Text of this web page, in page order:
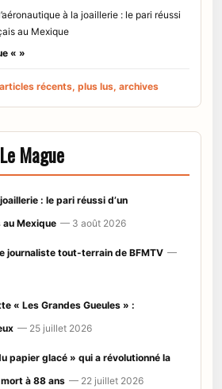
à la joaillerie : le pari réussi
au Mexique
« »
récents, plus lus, archives
Mague
: le pari réussi d’un
Mexique — 3 août 2026
journaliste tout-terrain de BFMTV —
« Les Grandes Gueules » :
— 25 juillet 2026
papier glacé » qui a révolutionné la
à 88 ans — 22 juillet 2026